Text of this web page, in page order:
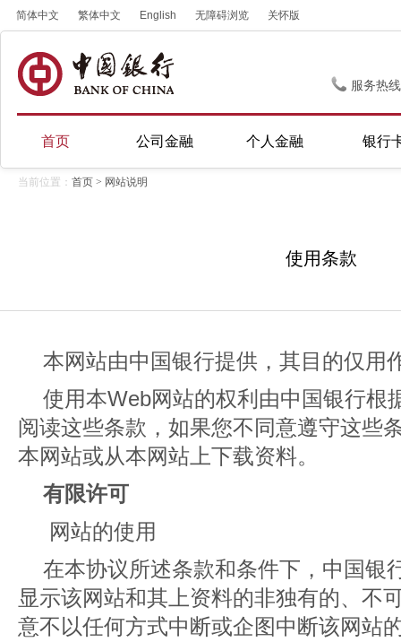
简体中文 繁体中文 English 无障碍浏览 关怀版
服务热
首页 公司金融 个人金融 银行
当前位置： 首页 > 网站说明
使用条款
本网站由中国银行提供，其目的仅用
使用本Web网站的权利由中国银行根
阅读这些条款，如果您不同意遵守这些
本网站或从本网站上下载资料。
有限许可
网站的使用
在本协议所述条款和条件下，中国银
显示该网站和其上资料的非独有的、不
意不以任何方式中断或企图中断该网站